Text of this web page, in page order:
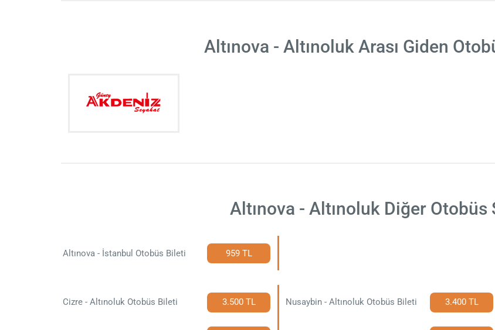
Altınova - Altınoluk Arası Giden
Altınova - Altınoluk Diğer Otobüs
Altınova - İstanbul Otobüs Bileti 959 TL
Cizre - Altınoluk Otobüs Bileti 3.500 TL Nusaybin - Altınoluk Otobüs Bileti 3.400 TL